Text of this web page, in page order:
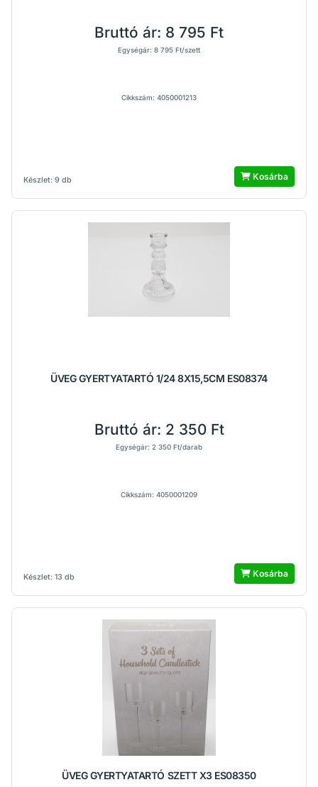
Készlet: 9 db
Bruttó ár: 8 795 Ft
Egységár: 8 795 Ft/szett
Cikkszám: 4050001213
Kosárba
ÜVEG GYERTYATARTÓ 1/24 8X15,5CM ES08374
Készlet: 13 db
Bruttó ár: 2 350 Ft
Egységár: 2 350 Ft/darab
Cikkszám: 4050001209
Kosárba
ÜVEG GYERTYATARTÓ SZETT X3 ES08350